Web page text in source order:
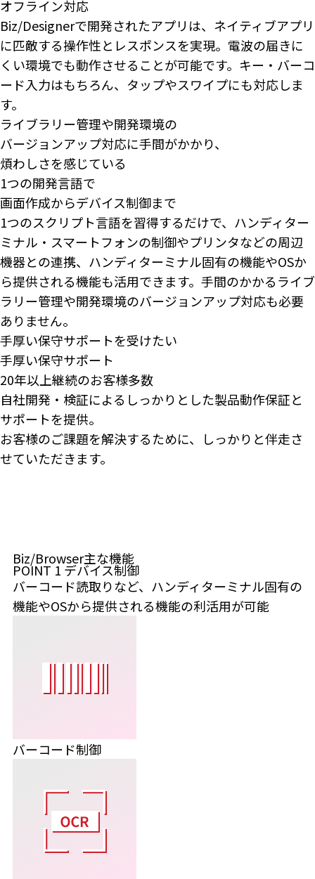
オフライン対応
Biz/Designerで開発されたアプリは、ネイティブアプリ
に匹敵する操作性とレスポンスを実現。電波の届きに
くい環境でも動作させることが可能です。キー・バーコ
ード入力はもちろん、タップやスワイプにも対応しま
す。
ライブラリー管理や開発環境の
バージョンアップ対応に手間がかかり、
煩わしさを感じている
1つの開発言語で
画面作成からデバイス制御まで
1つのスクリプト言語を習得するだけで、ハンディター
ミナル・スマートフォンの制御やプリンタなどの周辺
機器との連携、ハンディターミナル固有の機能やOSか
ら提供される機能も活用できます。手間のかかるライブ
ラリー管理や開発環境のバージョンアップ対応も必要
ありません。
手厚い保守サポートを受けたい
手厚い保守サポート
20年以上継続のお客様多数
自社開発・検証によるしっかりとした製品動作保証と
サポートを提供。
お客様のご課題を解決するために、しっかりと伴走さ
せていただきます。
Biz/Browser主な機能
POINT1デバイス制御
バーコード読取りなど、ハンディターミナル固有の
機能やOSから提供される機能の利活用が可能
バーコード制御